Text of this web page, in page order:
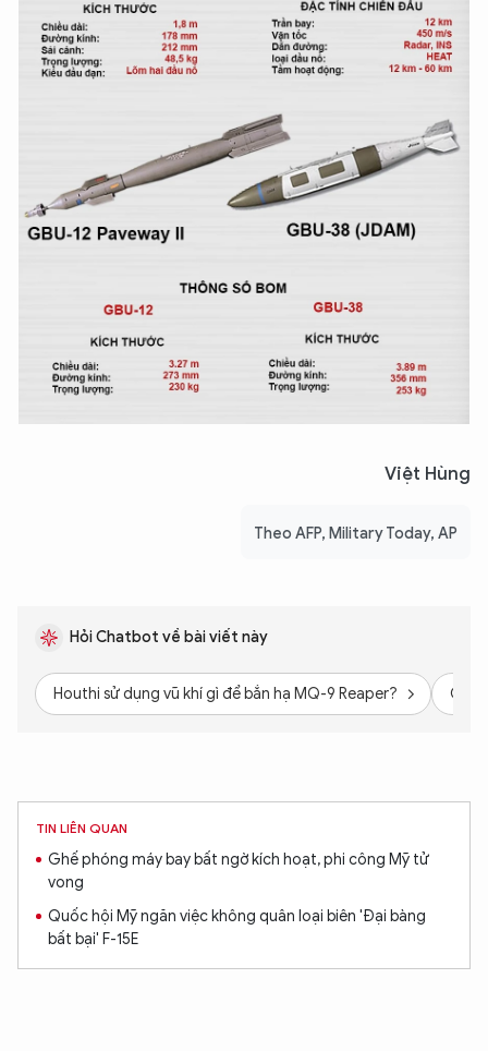
Việt Hùng
Theo AFP, Military Today, AP
Hỏi Chatbot về bài viết này
Houthi sử dụng vũ khí gì để bắn hạ MQ-9 Reaper? Có
TIN LIÊN QUAN
Ghế phóng máy bay bất ngờ kích hoạt, phi công Mỹ tử
vong
Quốc hội Mỹ ngăn việc không quân loại biên 'Đại bàng
bất bại' F-15E
XIN CHÀO,